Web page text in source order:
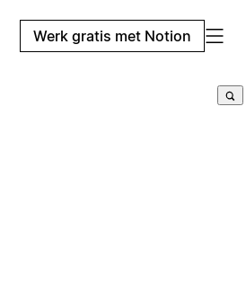
Werk gratis met Notion